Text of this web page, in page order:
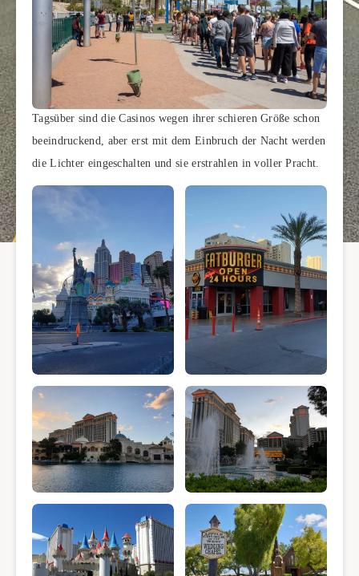
Tagsüber sind die Casinos wegen ihrer schieren Größe schon
beeindruckend, aber erst mit dem Einbruch der Nacht werden
die Lichter eingeschalten und sie erstrahlen in voller Pracht.